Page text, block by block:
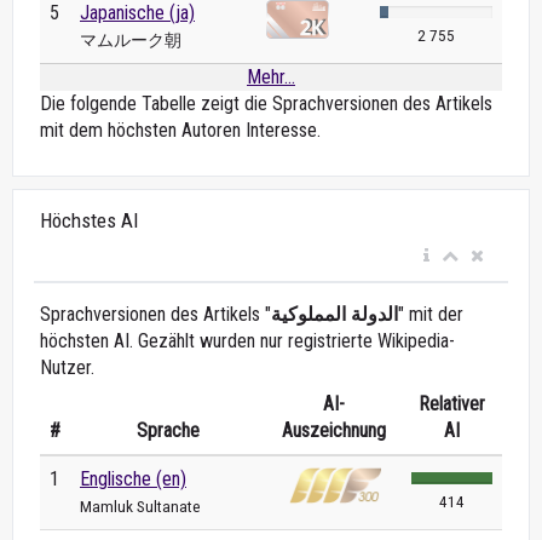
5 Japanische (ja)
マムルーク朝 2 755
Mehr...
Die folgende Tabelle zeigt die Sprachversionen des Artikels
mit dem höchsten Autoren Interesse.
Höchstes AI
Sprachversionen des Artikels "الدولة المملوكية" mit der
höchsten AI. Gezählt wurden nur registrierte Wikipedia-
Nutzer.
# Sprache
AI-
Auszeichnung
Relativer
AI
1 Englische (en)
Mamluk Sultanate 414